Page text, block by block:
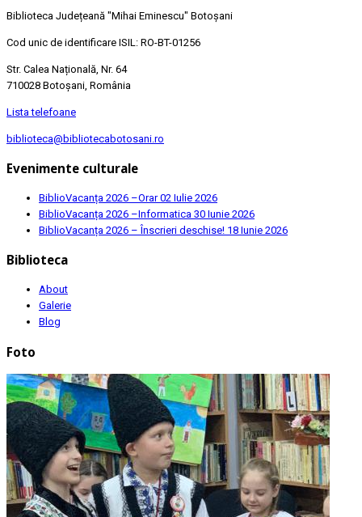
Biblioteca Județeană "Mihai Eminescu" Botoșani
Cod unic de identificare ISIL: RO-BT-01256
Str. Calea Națională, Nr. 64
710028 Botoșani, România
Lista telefoane
biblioteca@bibliotecabotosani.ro
Evenimente culturale
BiblioVacanța 2026 –Orar02 Iulie 2026
BiblioVacanța 2026 –Informatica 30 Iunie 2026
BiblioVacanța 2026 – Înscrieri deschise! 18 Iunie 2026
Biblioteca
About
Galerie
Blog
Foto